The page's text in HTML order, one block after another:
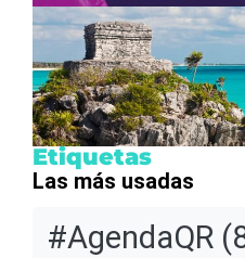
Etiquetas
Las más usadas
#AgendaQR